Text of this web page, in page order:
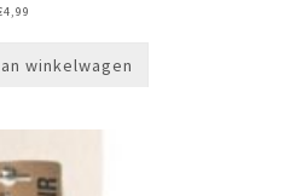
4,99
winkelwagen